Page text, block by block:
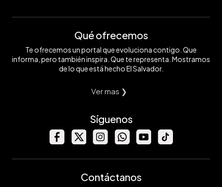
Qué ofrecemos
Te ofrecemos un portal que evoluciona contigo. Que
informa, pero también inspira. Que te representa. Mostramos
de lo que está hecho El Salvador.
Ver mas ❯
Síguenos
Contáctanos